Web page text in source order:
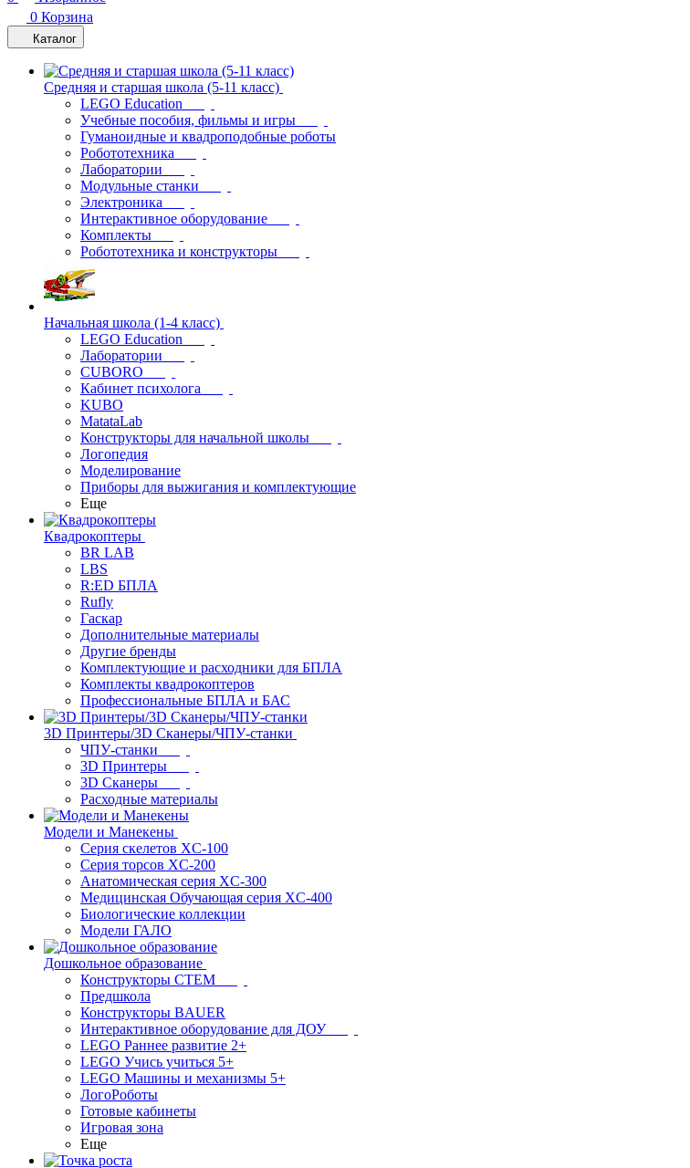
0 Корзина
Каталог
Средняя и старшая школа (5-11 класс)
LEGO Education
Учебные пособия, фильмы и игры
Гуманоидные и квадроподобные роботы
Робототехника
Лаборатории
Модульные станки
Электроника
Интерактивное оборудование
Комплекты
Робототехника и конструкторы
Начальная школа (1-4 класс)
LEGO Education
Лаборатории
CUBORO
Кабинет психолога
KUBO
MatataLab
Конструкторы для начальной школы
Логопедия
Моделирование
Приборы для выжигания и комплектующие
Еще
Квадрокоптеры
BR LAB
LBS
R:ED БПЛА
Rufly
Гаскар
Дополнительные материалы
Другие бренды
Комплектующие и расходники для БПЛА
Комплекты квадрокоптеров
Профессиональные БПЛА и БАС
3D Принтеры/3D Сканеры/ЧПУ-станки
ЧПУ-станки
3D Принтеры
3D Сканеры
Расходные материалы
Модели и Манекены
Серия скелетов XC-100
Серия торсов XC-200
Анатомическая серия XC-300
Медицинская Обучающая серия XC-400
Биологические коллекции
Модели ГАЛО
Дошкольное образование
Конструкторы СТЕМ
Предшкола
Конструкторы BAUER
Интерактивное оборудование для ДОУ
LEGO Раннее развитие 2+
LEGO Учись учиться 5+
LEGO Машины и механизмы 5+
ЛогоРоботы
Готовые кабинеты
Игровая зона
Еще